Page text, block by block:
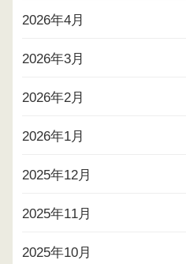
2026年4月
2026年3月
2026年2月
2026年1月
2025年12月
2025年11月
2025年10月